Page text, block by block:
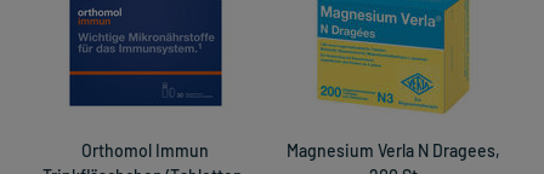
Orthomol Immun
Magnesium Verla N Dragees,